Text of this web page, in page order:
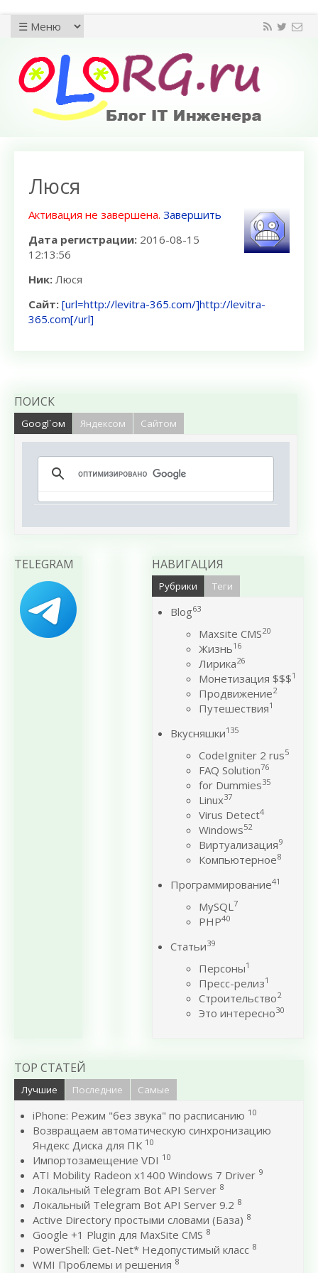
Люся
Активация не завершена. Завершить
Дата регистрации: 2016-08-15
12:13:56
Ник: Люся
Сайт: [url=http://levitra-365.com/]http://levitra-
365.com[/url]
ПОИСК
Googl`ом Яндексом Сайтом
TELEGRAM НАВИГАЦИЯ
Рубрики Теги
Blog63
Maxsite CMS20
Жизнь16
Лирика26
Монетизация $$$1
Продвижение2
Путешествия1
Вкусняшки135
CodeIgniter 2 rus5
FAQ Solution76
for Dummies35
Linux37
Virus Detect4
Windows52
Виртуализация9
Компьютерное8
Программирование41
MySQL7
PHP40
Статьи39
Персоны1
Пресс-релиз1
Строительство2
Это интересно30
TOP СТАТЕЙ
Лучшие Последние Самые
iPhone: Режим "без звука" по расписанию 10
Возвращаем автоматическую синхронизацию
Яндекс Диска для ПК 10
Импортозамещение VDI 10
ATI Mobility Radeon x1400 Windows 7 Driver 9
Локальный Telegram Bot API Server 8
Локальный Telegram Bot API Server 9.2 8
Active Directory простыми словами (База) 8
Google +1 Plugin для MaxSite CMS 8
PowerShell: Get-Net* Недопустимый класс 8
WMI Проблемы и решения 8